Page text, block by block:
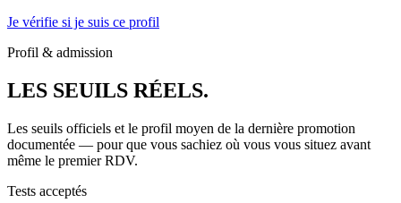
Je vérifie si je suis ce profil
Profil & admission
LES SEUILS RÉELS.
Les seuils officiels et le profil moyen de la dernière promotion
documentée — pour que vous sachiez où vous vous situez avant
même le premier RDV.
Tests acceptés